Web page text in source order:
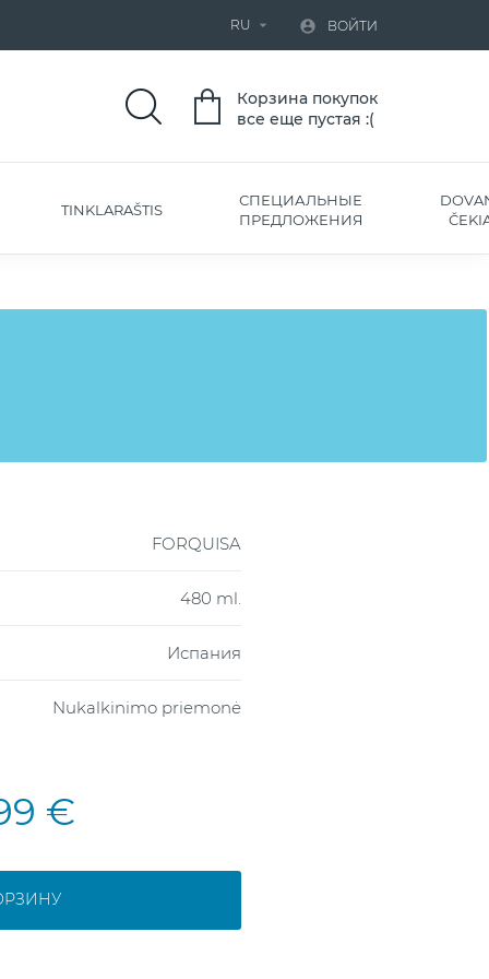
RU   ВОЙТИ
Корзина покупок
все еще пустая :(
TINKLARAŠTIS
СПЕЦИАЛЬНЫЕ
ПРЕДЛОЖЕНИЯ
FORQUISA
480 ml.
Испания
Nukalkinimo priemonė
€